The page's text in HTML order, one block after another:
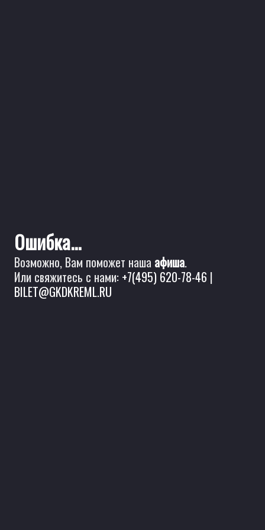
Ошибка...
Возможно, Вам поможет наша афиша.
Или свяжитесь с нами: +7(495) 620-78-46 |
BILET@GKDKREML.RU